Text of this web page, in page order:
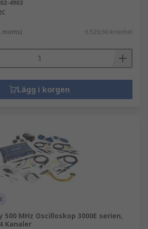
4903
moms) 6 529,60 kr/enhet
Lägg i korgen
500 MHz Oscilloskop 3000E serien,
Kanaler